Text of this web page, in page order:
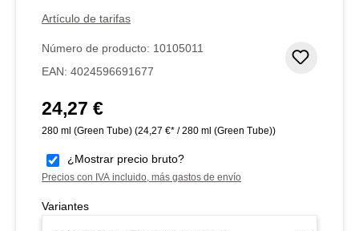
Artículo de tarifas
Número de producto: 10105011
EAN: 4024596691677
Precio normal:
24,27 €
280 ml (Green Tube) (24,27 €* / 280 ml (Green Tube))
¿Mostrar precio bruto?
Precios con IVA incluido, más gastos de envío
Variantes